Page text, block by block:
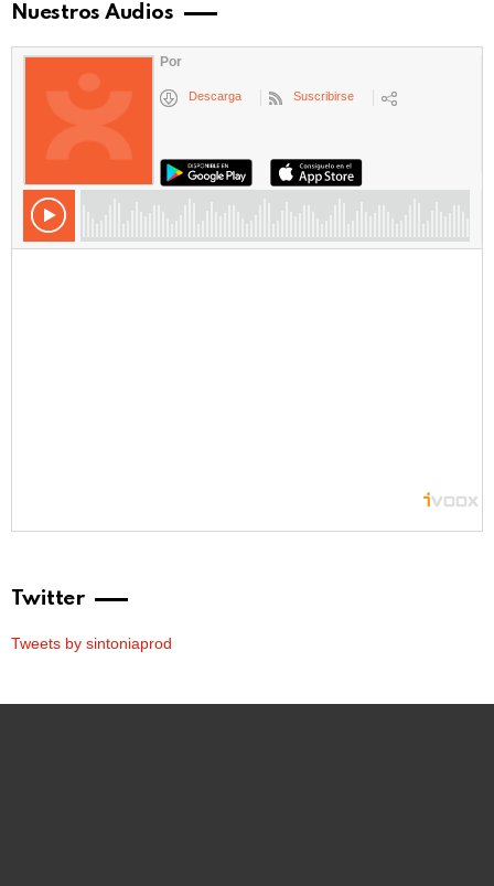
Nuestros Audios
Twitter
Tweets by sintoniaprod